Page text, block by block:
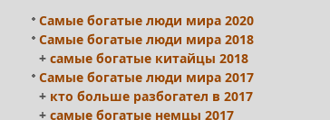
Самые богатые люди мира 2020
Самые богатые люди мира 2018
+ самые богатые китайцы 2018
Самые богатые люди мира 2017
+ кто больше разбогател в 2017
+ самые богатые немцы 2017